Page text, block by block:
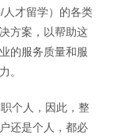
才留学）的各类
方案，以帮助这
的服务质量和服
。
个人，因此，整
还是个人，都必